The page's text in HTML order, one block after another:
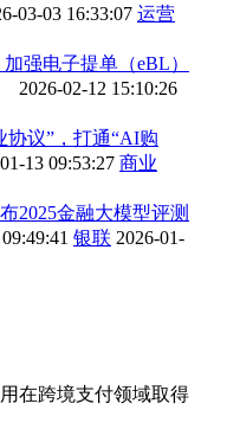
03-03 16:33:07 运营
强电子提单（eBL）
2026-02-12 15:10:26
协议”，打通“AI购
13 09:53:27 商业
2025金融大模型评测
银联 2026-01-
在跨境支付领域取得